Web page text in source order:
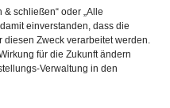
schließen“ oder „Alle
einverstanden, dass die
Zweck verarbeitet werden.
für die Zukunft ändern
Verwaltung in den
25.04.26 –
14.01.27
MUSEEN
STADT + BURG